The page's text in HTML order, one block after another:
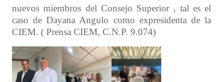
nuevos miembros del Consejo Superior , tal es el
caso de Dayana Angulo como expresidenta de la
CIEM. ( Prensa CIEM, C.N.P. 9.074)